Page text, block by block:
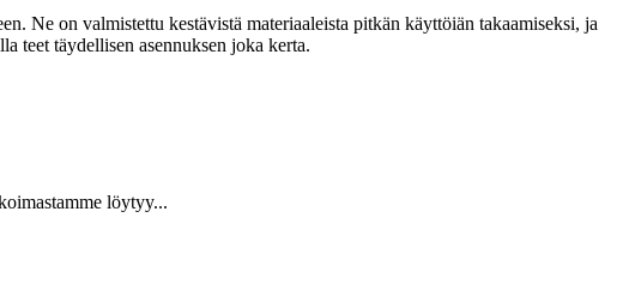
Ne on valmistettu kestävistä materiaaleista pitkän käyttöiän takaamiseksi, ja
teet täydellisen asennuksen joka kerta.
löytyy...